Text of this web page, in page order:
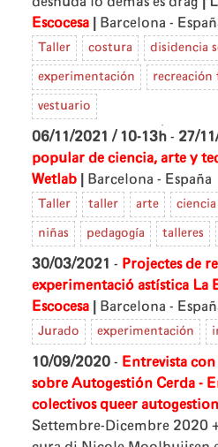
Escocesa
Barcelona -
Taller costura disidencia
experimentación recreación
vestuario
06/11/2021 / 10-13h - 27/
popular de ciencia, arte y
Wetlab
Barcelona - España
Taller taller arte ciencia
niñas pedagogía talleres
30/03/2021 - Projectes de
experimentació astística La
Escocesa
Barcelona -
Jurado experimentación
10/09/2020 - Entrevista con
sobre Autogestión Cerda -
colectivos queer
Settembre-Dicembre 2020